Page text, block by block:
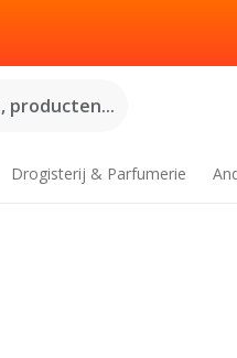
producten...
Drogisterij & Parfumerie